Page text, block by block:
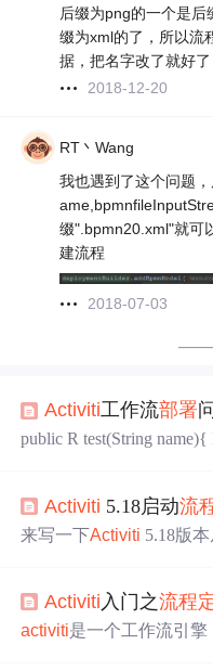
后缀为png的一个是
缀为xml的了，所以流
据，把名字改了就好了
2018-12-20
RT丶Wang
我也遇到了这个问题
缀".bpmn20.xml"就可
建流程
2018-07-03
——
Activiti工作流部署
public R test(String name){ InputStream in=this.getClass().getCl
Activiti 5.18启动流
来写一下Activiti 5.18版
ddClasspathResource("b
Activiti 入门之流程
activiti是一个工作流引